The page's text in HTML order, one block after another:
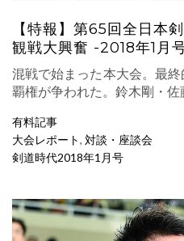
【特報】第65回全日本
観戦大興奮 -2018年1月
混戦で始まった本大会。最
覇権が争われた。鈴木剛・佐
有料記事
大会レポート, 対談・座談会
剣道時代2018年1月号